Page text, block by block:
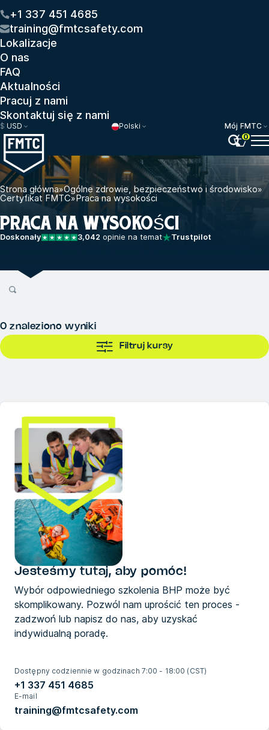
+1 337 451 4685
training@fmtcsafety.com
Lokalizacje
O nas
FAQ
Aktualności
Pracuj z nami
Skontaktuj się z nami
$ USD Polski
Mój FMTC
0
Strona główna»Ogólne zdrowie, bezpieczeństwo i środowisko»
Certyfikat FMTC»Praca na wysokości
PRACA NA WYSOKOŚCI
Doskonały 3,042 opinie na temat Trustpilot
0 znaleziono wyniki
Filtruj kursy
Jesteśmy tutaj, aby pomóc!
Wybór odpowiedniego szkolenia BHP może być
skomplikowany. Pozwól nam uprościć ten proces -
zadzwoń lub napisz do nas, aby uzyskać
indywidualną poradę.
Dostępny codziennie w godzinach 7:00 - 18:00 (CST)
+1 337 451 4685
E-mail
training@fmtcsafety.com